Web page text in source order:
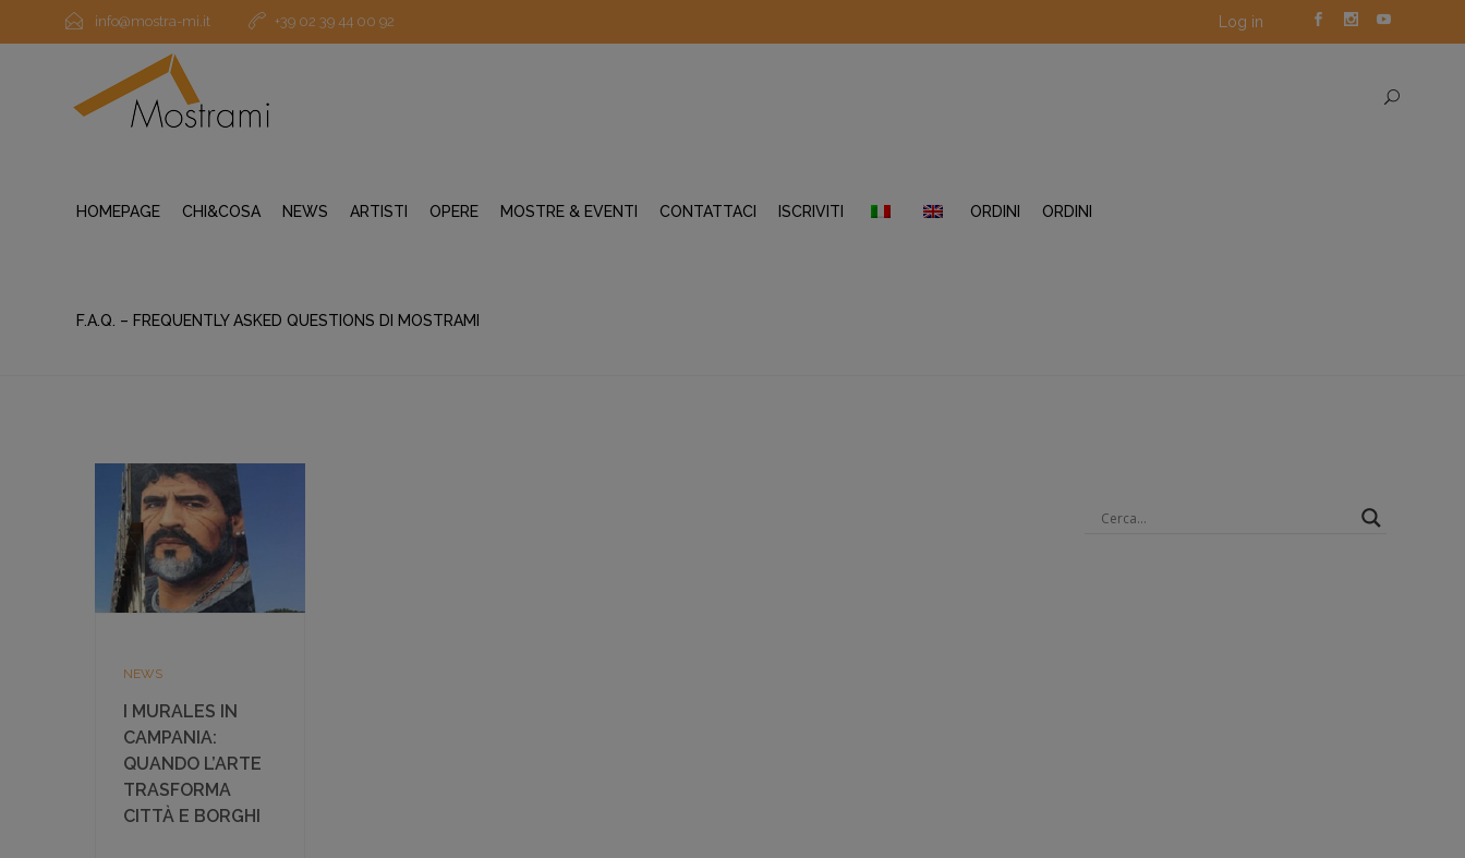
info@mostra-mi.it +39 02 39 44 00 92 Log in
HOMEPAGE CHI&COSA NEWS ARTISTI OPERE MOSTRE & EVENTI CONTATTACI ISCRIVITI ORDINI ORDINI
F.A.Q. – FREQUENTLY ASKED QUESTIONS DI MOSTRAMI
NEWS
I MURALES IN
CAMPANIA:
QUANDO L’ARTE
TRASFORMA
CITTÀ E BORGHI